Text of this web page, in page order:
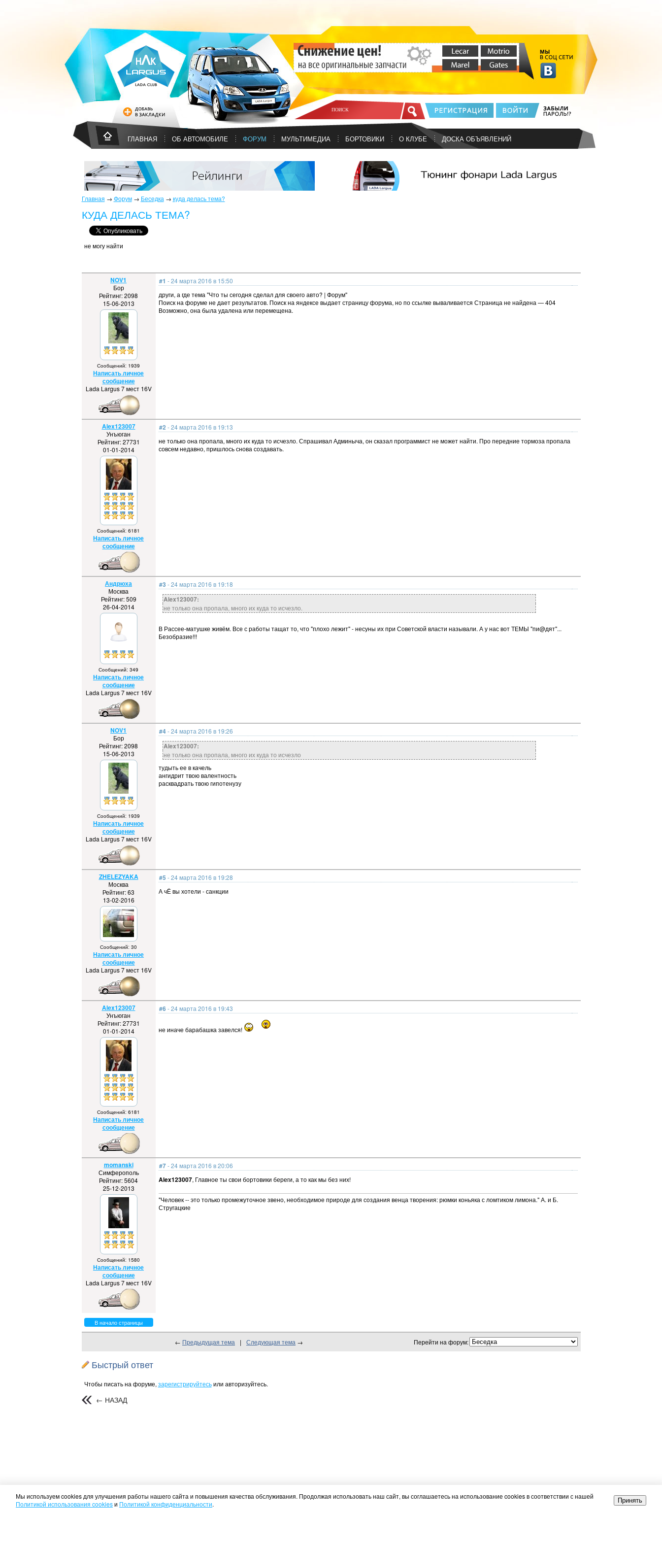
ГЛАВНАЯ ОБ АВТОМОБИЛЕ ФОРУМ МУЛЬТИМЕДИА БОРТОВИКИ О КЛУБЕ ДОСКА ОБЪЯВЛЕНИЙ
Главная → Форум→ Беседка → куда делась тема?
КУДА ДЕЛАСЬ ТЕМА?
не могу найти
NOV1
Бор
Рейтинг: 2098
15-06-2013
Сообщений: 1939
Написать личное
сообщение
Lada Largus 7 мест 16V
#1 - 24 марта 2016 в 15:50
други, а где тема "Что ты сегодня сделал для своего авто? | Форум"
Поиск на форуме не дает результатов. Поиск на яндексе выдает страницу форума, но по ссылке вываливается Страница не найдена — 404
Возможно, она была удалена или перемещена.
Alex123007
Унъюган
Рейтинг: 27731
01-01-2014
Сообщений: 6181
Написать личное
сообщение
#2 - 24 марта 2016 в 19:13
не только она пропала, много их куда то исчезло. Спрашивал Админыча, он сказал программист не может найти. Про передние тормоза пропала
совсем недавно, пришлось снова создавать.
Андрюха
Москва
Рейтинг: 509
26-04-2014
Сообщений: 349
Написать личное
сообщение
Lada Largus 7 мест 16V
#3 - 24 марта 2016 в 19:18
Alex123007:
не только она пропала, много их куда то исчезло.
В Рассее-матушке живём. Все с работы тащат то, что "плохо лежит" - несуны их при Советской власти называли. А у нас вот ТЕМЫ "пи@дят"...
Безобразие!!!
NOV1
Бор
Рейтинг: 2098
15-06-2013
Сообщений: 1939
Написать личное
сообщение
Lada Largus 7 мест 16V
#4- 24 марта 2016 в 19:26
Alex123007:
не только она пропала, много их куда то исчезло
тудыть ее в качель
ангидрит твою валентность
расквадрать твою гипотенузу
ZHELEZYAKA
Москва
Рейтинг: 63
13-02-2016
Сообщений: 30
Написать личное
сообщение
Lada Largus 7 мест 16V
#5 - 24 марта 2016 в 19:28
А чЁ вы хотели - санкции
Alex123007
Унъюган
Рейтинг: 27731
01-01-2014
Сообщений: 6181
Написать личное
сообщение
#6- 24 марта 2016 в 19:43
не иначе барабашка завелся!
momanski
Симферополь
Рейтинг: 5604
25-12-2013
Сообщений: 1580
Написать личное
сообщение
Lada Largus 7 мест 16V
#7- 24 марта 2016 в 20:06
Alex123007, Главное ты свои бортовики береги, а то как мы без них!
"Человек -- это только промежуточное звено, необходимое природе для создания венца творения: рюмки коньяка с ломтиком лимона." А. и Б.
Стругацкие
В начало страницы
← Предыдущая тема | Следующая тема → Перейти на форум:
Быстрый ответ
Чтобы писать на форуме, зарегистрируйтесьили авторизуйтесь.
← НАЗАД
ГЛАВНАЯ ЛАДА ЛАРГУС ФУРГОН
Мы используем cookies для улучшения работы нашего сайта и повышения качества обслуживания. Продолжая использовать наш сайт, вы соглашаетесь на использование cookies в соответствии с нашей
Политикой использования cookiesи Политикой конфиденциальности. Принять